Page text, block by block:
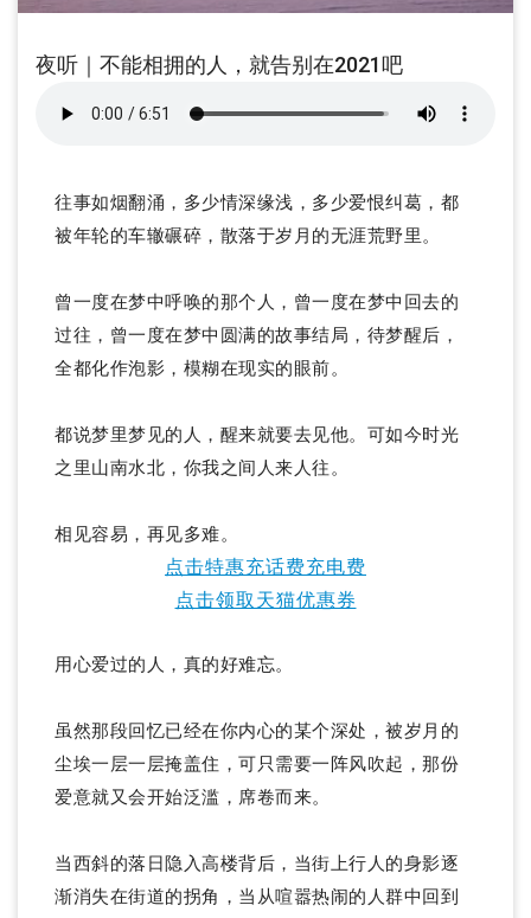
夜听｜不能相拥的人，就告别在2021吧
往事如烟翻涌，多少情深缘浅，多少爱恨纠葛，都
被年轮的车辙碾碎，散落于岁月的无涯荒野里。
曾一度在梦中呼唤的那个人，曾一度在梦中回去的
过往，曾一度在梦中圆满的故事结局，待梦醒后，
全都化作泡影，模糊在现实的眼前。
都说梦里梦见的人，醒来就要去见他。可如今时光
之里山南水北，你我之间人来人往。
相见容易，再见多难。
点击特惠充话费充电费
点击领取天猫优惠券
用心爱过的人，真的好难忘。
虽然那段回忆已经在你内心的某个深处，被岁月的
尘埃一层一层掩盖住，可只需要一阵风吹起，那份
爱意就又会开始泛滥，席卷而来。
当西斜的落日隐入高楼背后，当街上行人的身影逐
渐消失在街道的拐角，当从喧嚣热闹的人群中回到